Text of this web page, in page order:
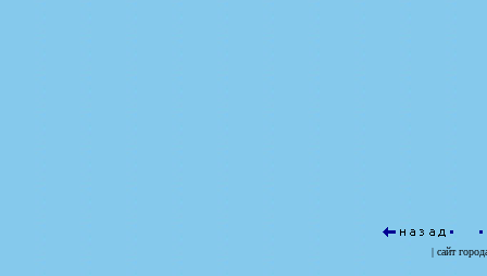
| сайт